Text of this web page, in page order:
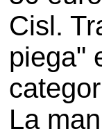
Cisl.
piega"
La